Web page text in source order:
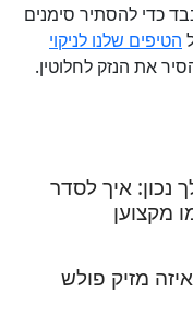
כדי להסתיר סימנים
הטיפים שלנו לניקוי
את הנזק לחלוטין.
איך לסדר
מקצוען
מזיק פולש